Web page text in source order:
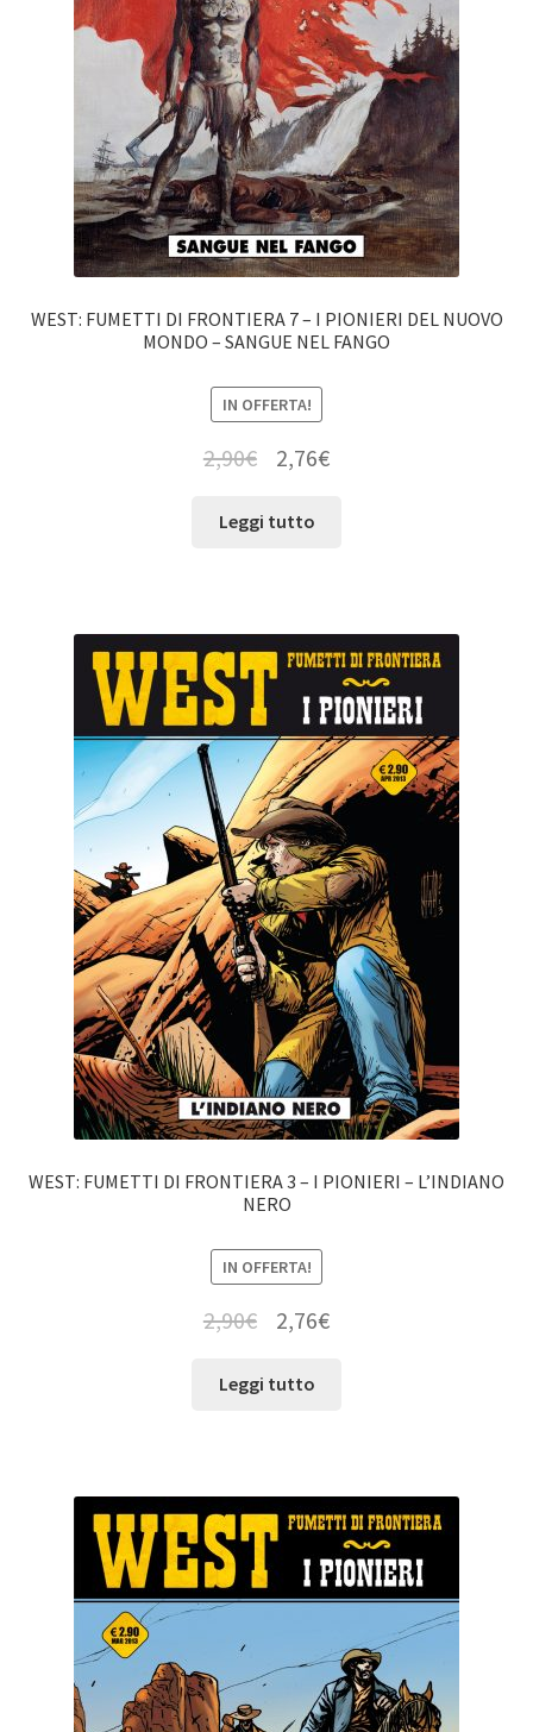
WEST: FUMETTI DI FRONTIERA 7 – I PIONIERI DEL NUOVO
MONDO – SANGUE NEL FANGO
IN OFFERTA!
2,90€ 2,76€
Leggi tutto
WEST: FUMETTI DI FRONTIERA 3 – I PIONIERI – L’INDIANO
NERO
IN OFFERTA!
2,90€ 2,76€
Leggi tutto